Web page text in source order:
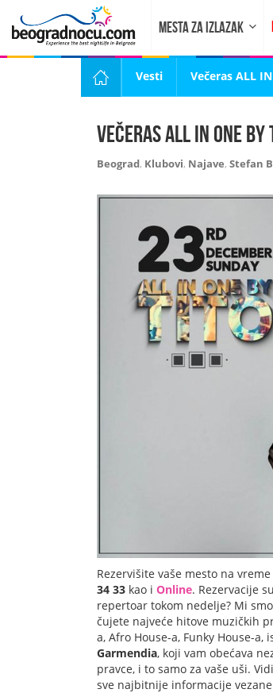
MESTA ZA IZLAZAK
Vesti Večeras ALL
Večeras ALL IN ONE
Beograd, Klubovi, Najave, Stefan
Rezervišite vaše mesto na vreme
34 33 kao i Online. Rezervacije su
repertoar tokom nedelje? Mi
čujete najveće hitove muzičkih
a, Afro House-a, Funky House-
Garmendia, koji vam obećava
pravce, i to samo za vaše uši.
sve najbitnije informacije